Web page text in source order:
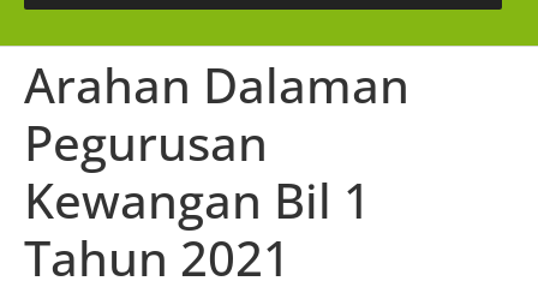
Arahan Dalaman
Pegurusan
Kewangan Bil 1
Tahun 2021